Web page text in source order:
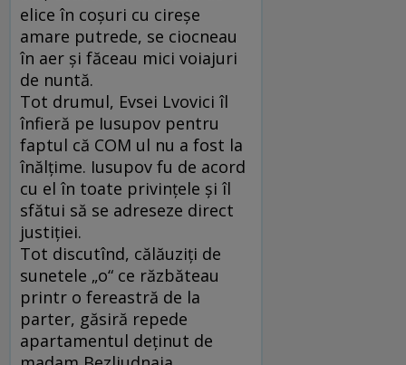
elice în coşuri cu cireşe
amare putrede, se ciocneau
în aer şi făceau mici voiajuri
de nuntă.
Tot drumul, Evsei Lvovici îl
înfieră pe Iusupov pentru
faptul că COM ul nu a fost la
înălţime. Iusupov fu de acord
cu el în toate privinţele şi îl
sfătui să se adreseze direct
justiţiei.
Tot discutînd, călăuziţi de
sunetele „o“ ce răzbăteau
printr o fereastră de la
parter, găsiră repede
apartamentul deţinut de